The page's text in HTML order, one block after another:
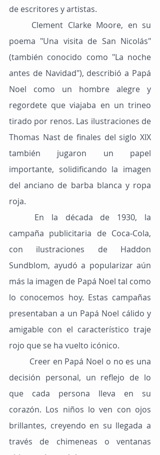
de escritores y artistas.
poema "Una visita de San Nicolás"
(también conocido como "La noche
antes de Navidad"), describió a Papá
Noel como un hombre alegre y
regordete que viajaba en un trineo
tirado por renos. Las ilustraciones de
Thomas Nast de finales del siglo XIX
también jugaron un papel
importante, solidificando la imagen
del anciano de barba blanca y ropa
roja.
campaña publicitaria de Coca-Cola,
con ilustraciones de Haddon
Sundblom, ayudó a popularizar aún
más la imagen de Papá Noel tal como
lo conocemos hoy. Estas campañas
presentaban a un Papá Noel cálido y
amigable con el característico traje
rojo que se ha vuelto icónico.
decisión personal, un reflejo de lo
que cada persona lleva en su
corazón. Los niños lo ven con ojos
brillantes, creyendo en su llegada a
través de chimeneas o ventanas